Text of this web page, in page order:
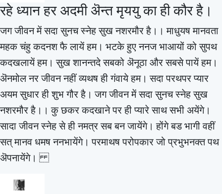
रहे ध्यान हर अदमी ऄन्त मृययु का ही कौर है।
जग जीवन में सदा सुनच स्नेह सुख नशरमौर है।। माधुयष मानवता
महक चंहु कदनश फै लायें हम। भटके हुए ननज भाआयों को सुपथ
कदखलायें हम। सुख शानन्तदे सबको ऄनूठा और सबसे पायें हम।
ऄनमोल नर जीवन नहीं व्यथष ही गंवाये हम। सदा परथपर प्यार
अयम सुधार ही शुभ गौर है। जग जीवन में सदा सुनच स्नेह सुख
नशरमौर है।। कु छकर कदखाने पर ही प्यारे साथ सभी अयेंगे।
सादा जीवन स्नेह से ही नमत्र सब बन जायेंगे। होंगे बड भागी वहीं
सत् मानव धमष ननभायेंगे। परमाथष परोपकार जो प्रभुभनक्त पथ
ऄपनायेंगे।